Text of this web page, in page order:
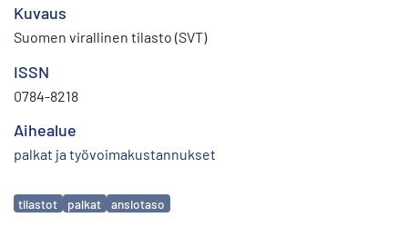
Kuvaus
Suomen virallinen tilasto (SVT)
ISSN
0784-8218
Aihealue
palkat ja työvoimakustannukset
Avainsanat
tilastot palkat ansiotaso